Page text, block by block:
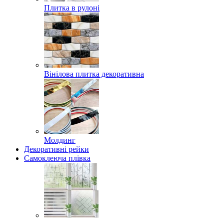
Плитка в рулоні
Вінілова плитка декоративна
Молдинг
Декоративні рейки
Самоклеюча плівка